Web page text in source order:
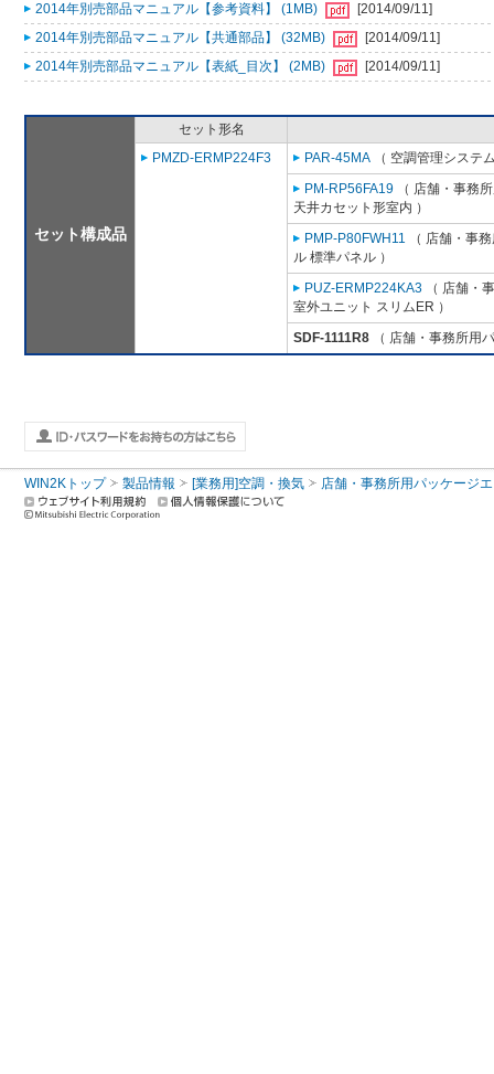
2014年別売部品マニュアル【参考資料】 (1MB)
[2014/09/11]
2014年別売部品マニュアル【共通部品】 (32MB)
[2014/09/11]
2014年別売部品マニュアル【表紙_目次】 (2MB)
[2014/09/11]
セット構成品
セット形名
PMZD-ERMP224F3
PAR-45MA （ 空調管理システ
PM-RP56FA19 （ 店舗・事務
天井カセット形室内 ）
PMP-P80FWH11 （ 店舗・事
ル 標準パネル ）
PUZ-ERMP224KA3 （ 店舗・
室外ユニット スリムER ）
SDF-1111R8 （ 店舗・事務所用
WIN2Kトップ 製品情報 [業務用]空調・換気 店舗・事務所用パッケージ